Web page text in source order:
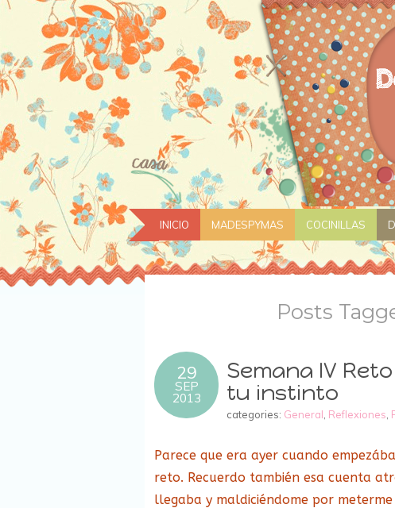
INICIO MADESPYMAS COCINILLAS
Posts
29
SEP
2013
Semana IV
tu instinto
categories: General Reflexiones
Parece que era ayer cuando
reto. Recuerdo también esa cuenta
llegaba y maldiciéndome por